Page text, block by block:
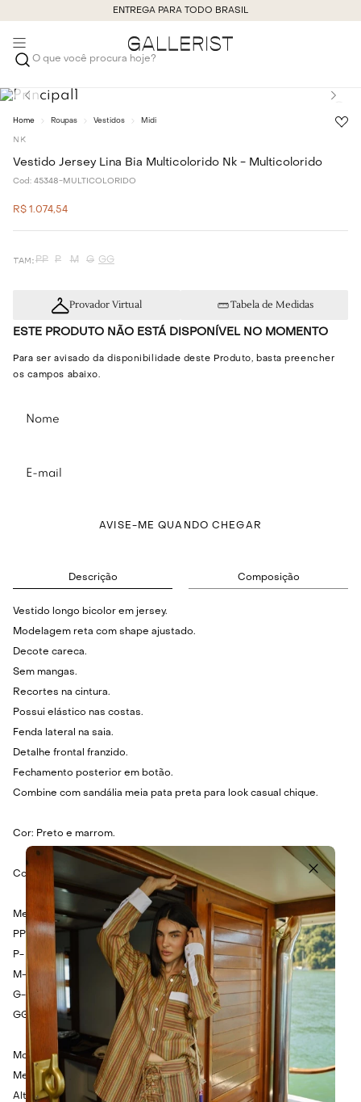
ENTREGA PARA TODO BRASIL
O que você procura hoje?
Roupas Vestidos Midi
NK
Vestido Jersey Lina Bia Multicolorido Nk - Multicolorido
Cod: 45348-MULTICOLORIDO
R$ 1 .074,54
PP P M G GG
Provador Virtual Tabela de Medidas
ESTE PRODUTO NÃO ESTÁ DISPONÍVEL NO MOMENTO
Para ser avisado da disponibilidade deste Produto, basta preencher
os campos abaixo.
AVISE-ME QUANDO CHEGAR
Descrição Composição
Vestido longo bicolor em jersey.
Modelagem reta com shape ajustado.
Decote careca.
Sem mangas.
Recortes na cintura.
Possui elástico nas costas.
Fenda lateral na saia.
Detalhe frontal franzido.
Fechamento posterior em botão.
Combine com sandália meia pata preta para look casual chique.
Cor: Preto e marrom.
Composição: 92% Poliamida e 8% Elastano.
Medidas:
PP- Busto: 70cm - Cintura: 60cm - Comprimento: 138cm.
P- Busto: 74cm - Cintura: 64cm - Comprimento: 140cm.
M- Busto: 78cm - Cintura: 68cm - Comprimento: 142cm.
G- Busto: 82cm - Cintura: 72cm - Comprimento: 144cm.
GG- Busto: 86cm - Cintura: 76cm - Comprimento: 146cm.
Modelo veste tamanho P.
Medidas da Modelo:
Altura: 1.75cm